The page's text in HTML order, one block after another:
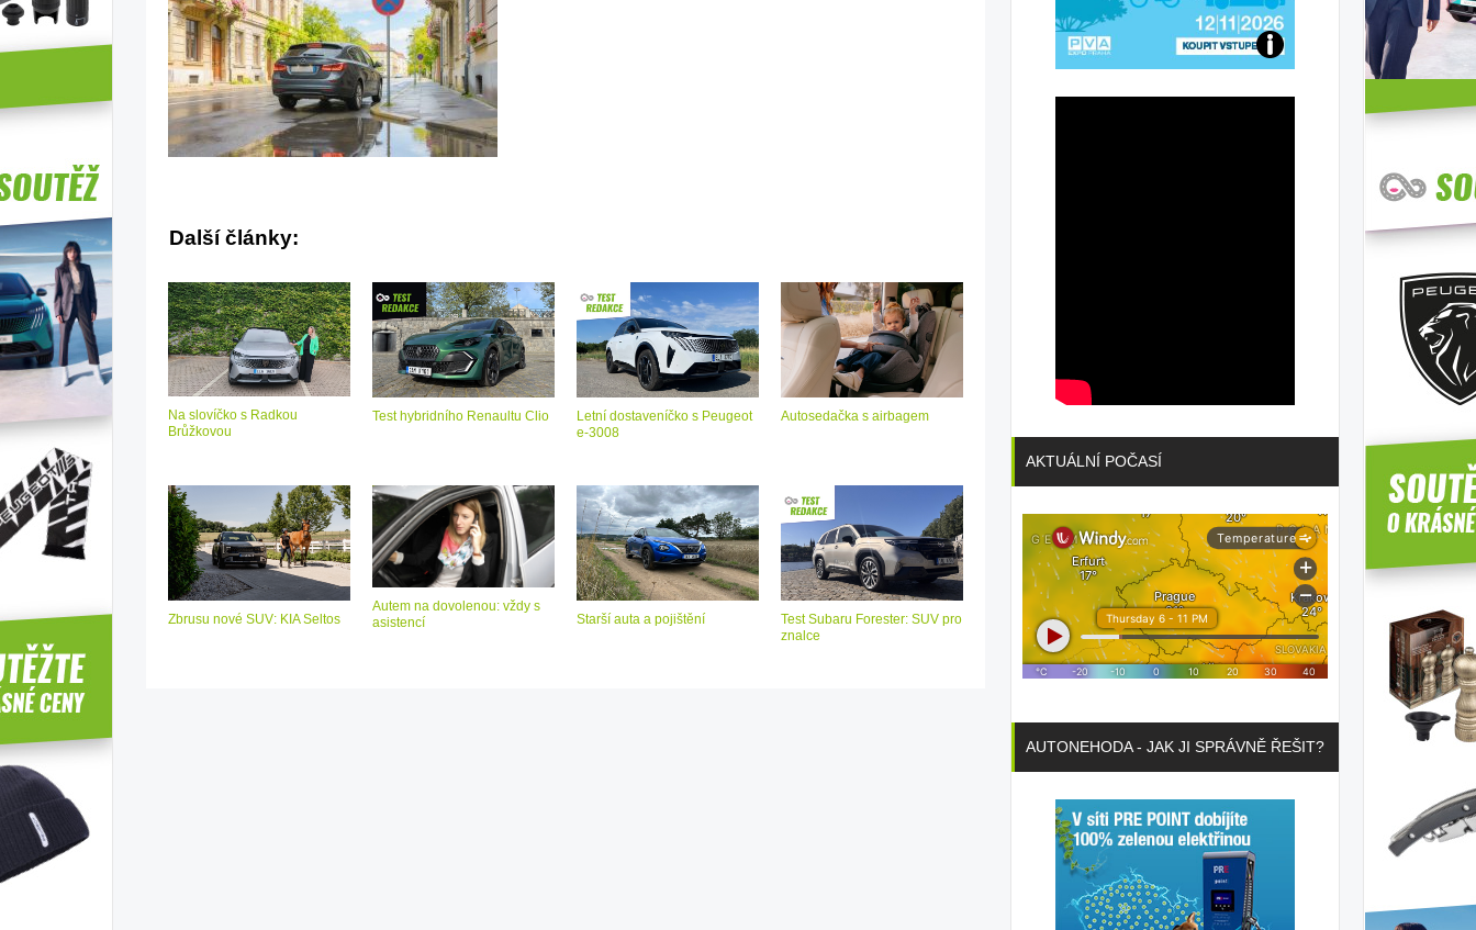
Další články:
Na slovíčko s Radkou
Brůžkovou
Test hybridního Renaultu Clio
Letní dostaveníčko s Peugeot
e-3008
Autosedačka s airbagem
Zbrusu nové SUV: KIA Seltos
Autem na dovolenou: vždy s
asistencí
Starší auta a pojištění
Test Subaru Forester: SUV pro
znalce
Přijďte
AKTUÁLNÍ POČASÍ
AUTONEHODA - JAK JI SPRÁVNĚ ŘEŠIT?